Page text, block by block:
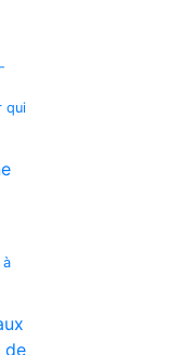
qui
à
de